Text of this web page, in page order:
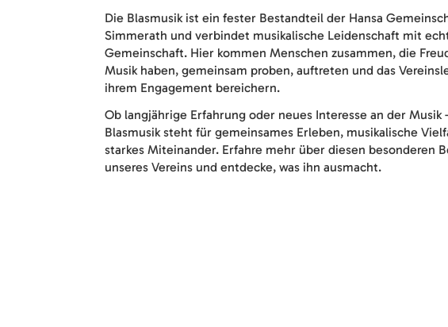
Die Blasmusik ist ein fester Bestandteil der Hansa
Simmerath und verbindet musikalische Leidenschaft mit
Gemeinschaft. Hier kommen Menschen zusammen, die
Musik haben, gemeinsam proben, auftreten und das
ihrem Engagement bereichern.
Ob langjährige Erfahrung oder neues Interesse an der Musik
Blasmusik steht für gemeinsames Erleben, musikalische
starkes Miteinander. Erfahre mehr über diesen besonderen
unseres Vereins und entdecke, was ihn ausmacht.